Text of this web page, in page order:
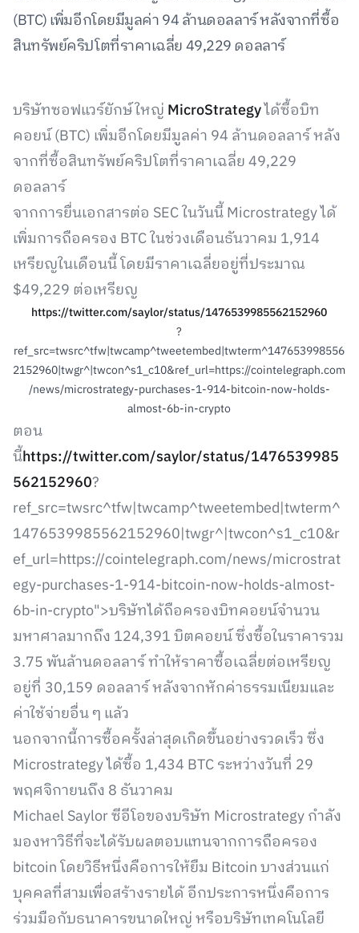
(BTC) เพิ่มอีกโดยมีมูลค่า 94 ล้านดอลลาร์ หลังจากที่ซื้อ
สินทรัพย์คริปโตที่ราคาเฉลี่ย 49,229 ดอลลาร์
บริษัทซอฟแวร์ยักษ์ใหญ่ MicroStrategyได้ซื้อบิท
คอยน์ (BTC) เพิ่มอีกโดยมีมูลค่า 94 ล้านดอลลาร์ หลัง
จากที่ซื้อสินทรัพย์คริปโตที่ราคาเฉลี่ย 49,229
ดอลลาร์
จากการยื่นเอกสารต่อ SEC ในวันนี้ Microstrategy ได้
เพิ่มการถือครอง BTC ในช่วงเดือนธันวาคม 1,914
เหรียญในเดือนนี้ โดยมีราคาเฉลี่ยอยู่ที่ประมาณ
$49,229 ต่อเหรียญ
https://twitter.com/saylor/status/1476539985562152960
?
ref_src=twsrc^tfw|twcamp^tweetembed|twterm^147653998556
2152960|twgr^|twcon^s1_c10&ref_url=https://cointelegraph.com
/news/microstrategy-purchases-1-914-bitcoin-now-holds-
almost-6b-in-crypto
ตอน
นี้https://twitter.com/saylor/status/1476539985
562152960?
ref_src=twsrc^tfw|twcamp^tweetembed|twterm^
1476539985562152960|twgr^|twcon^s1_c10&r
ef_url=https://cointelegraph.com/news/microstrat
egy-purchases-1-914-bitcoin-now-holds-almost-
6b-in-crypto">บริษัทได้ถือครองบิทคอยน์จำนวน
มหาศาลมากถึง 124,391 บิตคอยน์ ซึ่งซื้อในราคารวม
3.75 พันล้านดอลลาร์ ทำให้ราคาซื้อเฉลี่ยต่อเหรียญ
อยู่ที่ 30,159 ดอลลาร์ หลังจากหักค่าธรรมเนียมและ
ค่าใช้จ่ายอื่น ๆ แล้ว
นอกจากนี้การซื้อครั้งล่าสุดเกิดขึ้นอย่างรวดเร็ว ซึ่ง
Microstrategy ได้ซื้อ 1,434 BTC ระหว่างวันที่ 29
พฤศจิกายนถึง 8 ธันวาคม
Michael Saylor ซีอีโอของบริษัท Microstrategy กำลัง
มองหาวิธีที่จะได้รับผลตอบแทนจากการถือครอง
bitcoin โดยวิธีหนึ่งคือการให้ยืม Bitcoin บางส่วนแก่
บุคคลที่สามเพื่อสร้างรายได้ อีกประการหนึ่งคือการ
ร่วมมือกับธนาคารขนาดใหญ่ หรือบริษัทเทคโนโลยี